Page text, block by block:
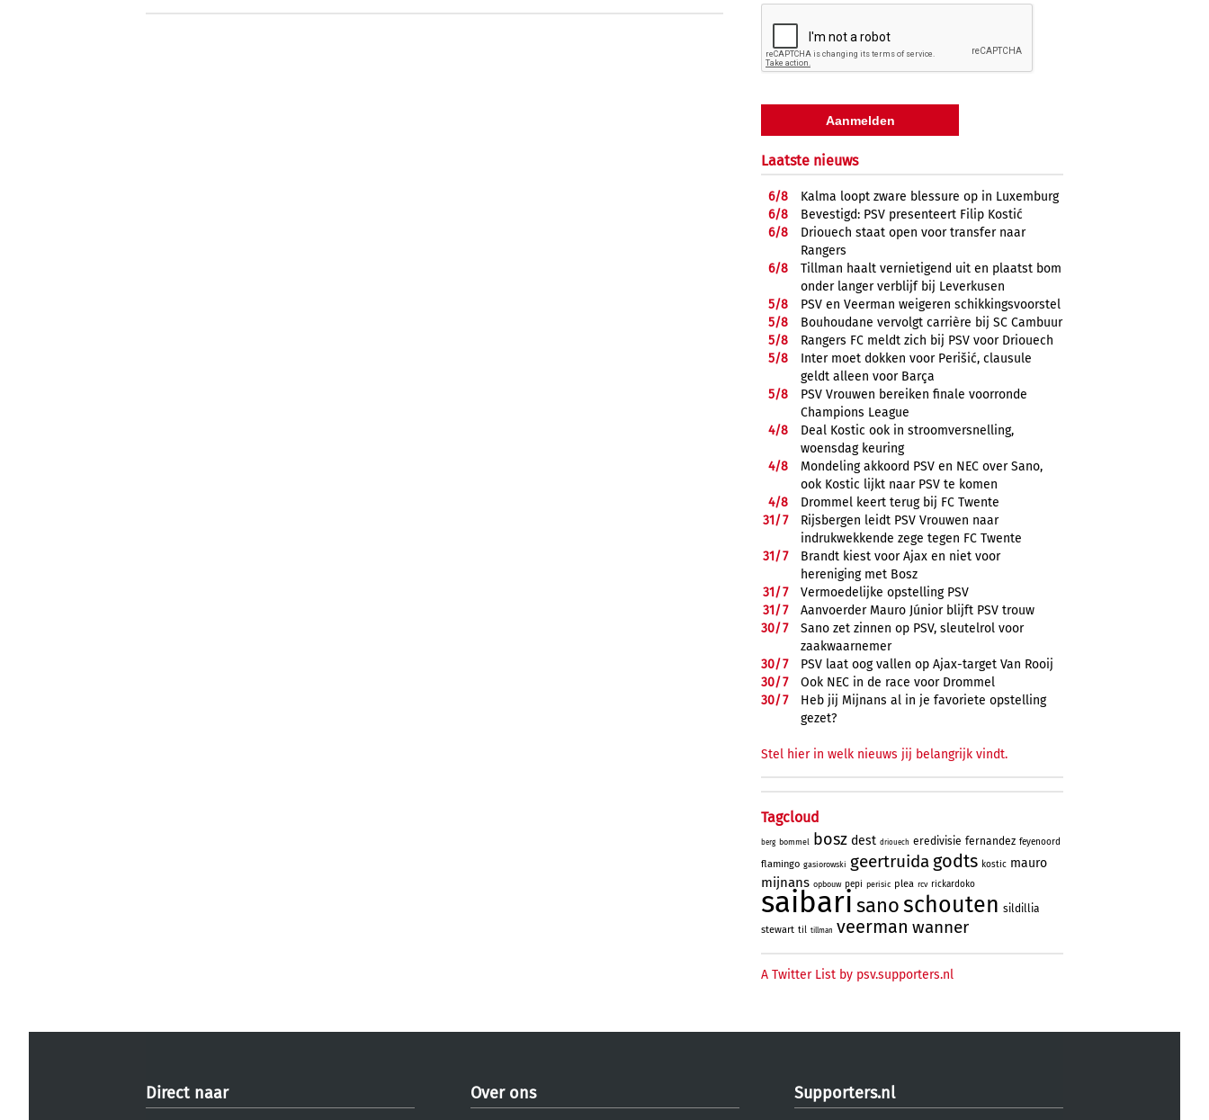
Laatste nieuws
6/8
Kalma loopt zware blessure op in Luxemburg
6/8
Bevestigd: PSV presenteert Filip Kostić
6/8
Driouech staat open voor transfer naar
Rangers
6/8
Tillman haalt vernietigend uit en plaatst bom
onder langer verblijf bij Leverkusen
5/8
PSV en Veerman weigeren schikkingsvoorstel
5/8
Bouhoudane vervolgt carrière bij SC Cambuur
5/8
Rangers FC meldt zich bij PSV voor Driouech
5/8
Inter moet dokken voor Perišić, clausule
geldt alleen voor Barça
5/8
PSV Vrouwen bereiken finale voorronde
Champions League
4/8
Deal Kostic ook in stroomversnelling,
woensdag keuring
4/8
Mondeling akkoord PSV en NEC over Sano,
ook Kostic lijkt naar PSV te komen
4/8
Drommel keert terug bij FC Twente
31/7
Rijsbergen leidt PSV Vrouwen naar
indrukwekkende zege tegen FC Twente
31/7
Brandt kiest voor Ajax en niet voor
hereniging met Bosz
31/7
Vermoedelijke opstelling PSV
31/7
Aanvoerder Mauro Júnior blijft PSV trouw
30/7
Sano zet zinnen op PSV, sleutelrol voor
zaakwaarnemer
30/7
PSV laat oog vallen op Ajax-target Van Rooij
30/7
Ook NEC in de race voor Drommel
30/7
Heb jij Mijnans al in je favoriete opstelling
gezet?
Stel hier in welk nieuws jij belangrijk vindt.
Tagcloud
berg bommel bosz dest driouech eredivisie fernandez feyenoord
flamingo gasiorowski geertruida godts kostic mauro
mijnans opbouw pepi perisic plea rcv rickardoko
saibari sanoschouten sildillia
stewart til tillman veerman wanner
A Twitter List by psv.supporters.nl
Direct naar Over ons Supporters.nl